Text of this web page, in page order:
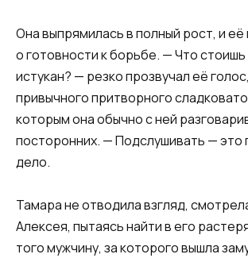
Она выпрямилась в полный рост, и её
о готовности к борьбе. — Что стоишь
истукан? — резко прозвучал её
привычного притворного
которым она обычно с ней
посторонних. — Подслушивать — это
дело.
Тамара не отводила взгляд,
Алексея, пытаясь найти в его
того мужчину, за которого вышла